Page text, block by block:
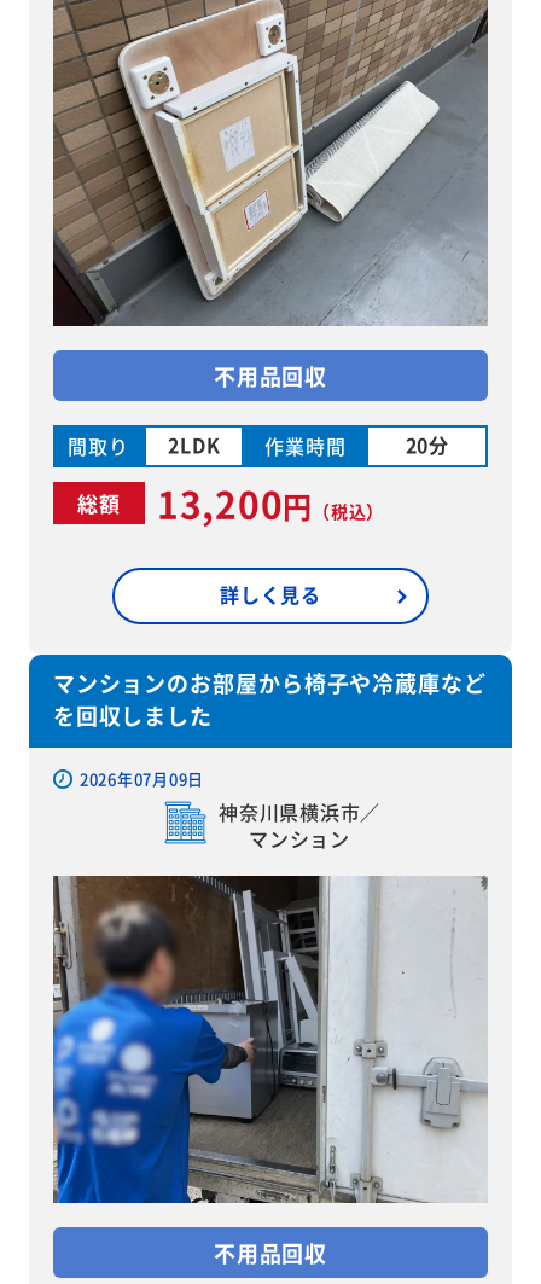
不用品回収
間取り 2LDK 作業時間 20分
総額 13,200円 （税込）
詳しく見る
マンションのお部屋から椅子や冷蔵庫など
を回収しました
2026年07月09日
神奈川県横浜市／
マンション
不用品回収